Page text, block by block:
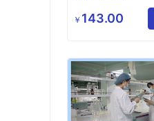
化妆品研发
￥ 143.00